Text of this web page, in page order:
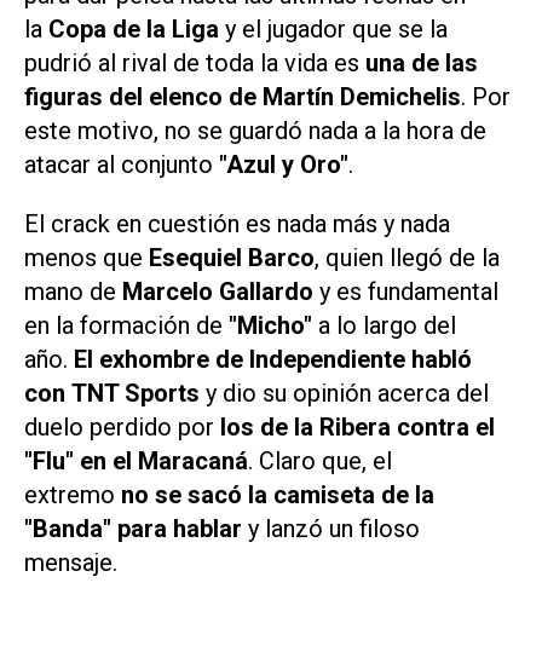
la Copa de la Liga y el jugador que se la
pudrió al rival de toda la vida es una de las
figuras del elenco de Martín Demichelis. Por
este motivo, no se guardó nada a la hora de
atacar al conjunto "Azul y Oro".
El crack en cuestión es nada más y nada
menos que Esequiel Barco, quien llegó de la
mano de Marcelo Gallardo y es fundamental
en la formación de "Micho" a lo largo del
año. El exhombre de Independiente habló
con TNT Sports y dio su opinión acerca del
duelo perdido por los de la Ribera contra el
"Flu" en el Maracaná. Claro que, el
extremo no se sacó la camiseta de la
"Banda" para hablar y lanzó un filoso
mensaje.